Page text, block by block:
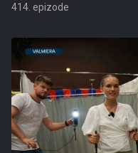
414. epizode